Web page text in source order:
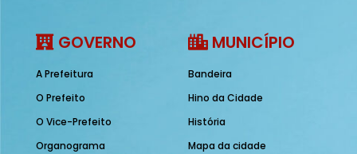
GOVERNO
A Prefeitura
O Prefeito
O Vice-Prefeito
Organograma
MUNICÍPIO
Bandeira
Hino da Cidade
História
Mapa da cidade